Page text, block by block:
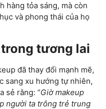
hàng tỏa sáng, mà còn
và phong thái của họ
tương lai
đã thay đổi mạnh mẽ,
sang xu hướng tự nhiên,
sẻ rằng: “Giờ makeup
người ta trông trẻ trung